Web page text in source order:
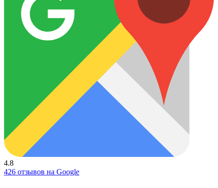
4.8
426 отзывов на Google